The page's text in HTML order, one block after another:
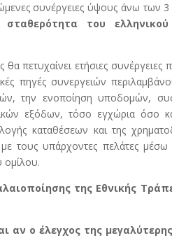
συνέργειες ύψους άνω των
του ελληνικού
θα πετυχαίνει ετήσιες
πηγές συνεργειών
την ενοποίηση υποδομών,
εξόδων, τόσο εγχώρια όσο
καταθέσεων και της
υπάρχοντες πελάτες μέσω
ομίλου.
της Εθνικής
αν ο έλεγχος της